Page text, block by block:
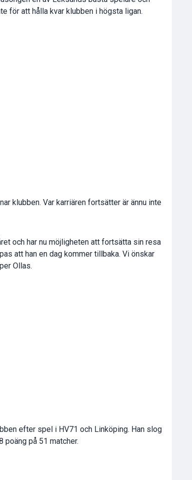
för att hålla kvar klubben i högsta ligan.
klubben. Var karriären fortsätter är ännu inte
och har nu möjligheten att fortsätta sin resa
att han en dag kommer tillbaka. Vi önskar
Ollas.
efter spel i HV71 och Linköping. Han slog
på 51 matcher.